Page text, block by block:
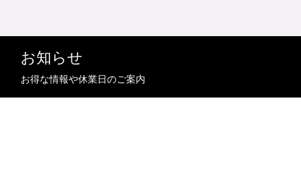
お知らせ
お得な情報や休業日のご案内